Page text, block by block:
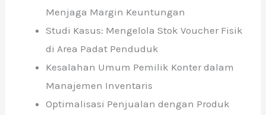
Menjaga Margin Keuntungan
Studi Kasus: Mengelola Stok Voucher Fisik
di Area Padat Penduduk
Kesalahan Umum Pemilik Konter dalam
Manajemen Inventaris
Optimalisasi Penjualan dengan Produk